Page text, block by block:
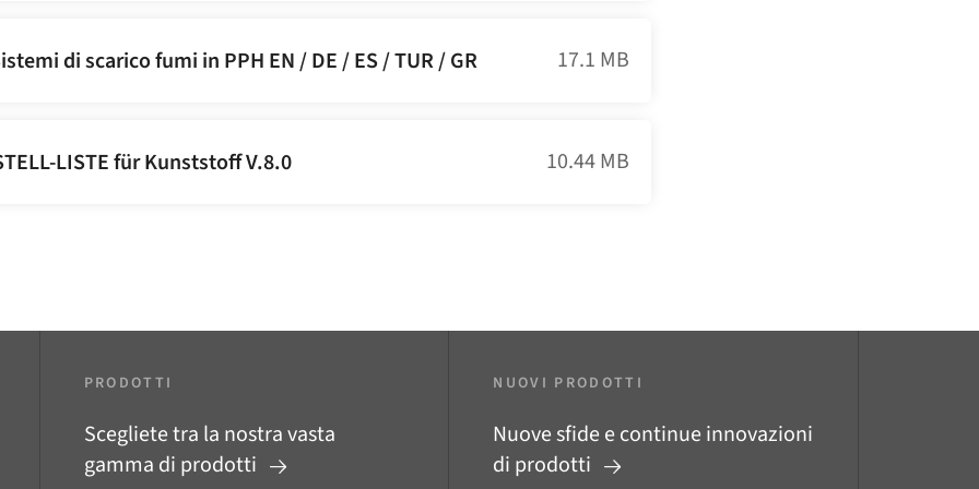
di scarico fumi in PPH EN / DE / ES / TUR / GR 17.1 MB
LISTE für Kunststoff V.8.0 10.44 MB
PRODOTTI
Scegliete tra la nostra vasta
gamma di prodotti
NUOVI PRODOTTI
Nuove sfide e continue innovazioni
di prodotti